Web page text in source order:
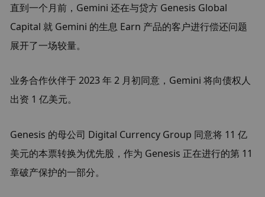
直到一个月前，Gemini 还在与贷方 Genesis Global
Capital 就 Gemini 的生息 Earn 产品的客户进行偿还问题
展开了一场较量。
业务合作伙伴于 2023 年 2 月初同意，Gemini 将向债权人
出资 1 亿美元。
Genesis 的母公司 Digital Currency Group 同意将 11 亿
美元的本票转换为优先股，作为 Genesis 正在进行的第 11
章破产保护的一部分。